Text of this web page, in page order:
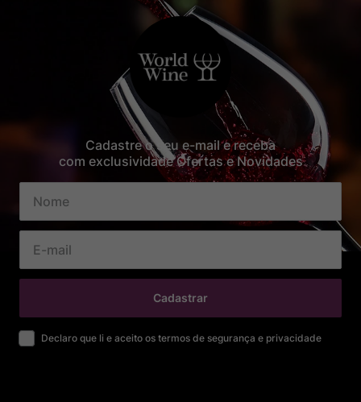
Cadastre o seu e-mail e receba
com exclusividade Ofertas e Novidades
Cadastrar
Declaro que li e aceito os termos de segurança e privacidade